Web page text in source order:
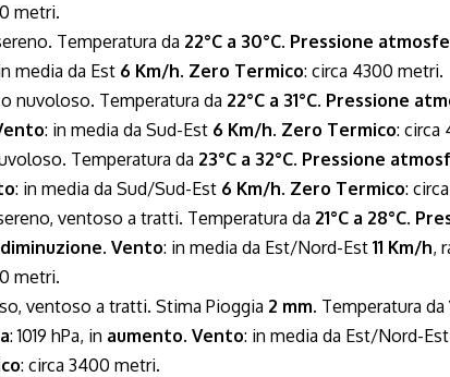
metri.
Temperatura da 22°C a 30°C. Pressione
media da Est 6 Km/h. Zero Termico: circa 4300 metri.
nuvoloso. Temperatura da 22°C a 31°C. Pressione
: in media da Sud-Est 6 Km/h. Zero Termico: circa
Temperatura da 23°C a 32°C. Pressione
: in media da Sud/Sud-Est 6 Km/h. Zero Termico:
ventoso a tratti. Temperatura da 21°C a 28°C.
diminuzione. Vento: in media da Est/Nord-Est 11 Km/h,
metri.
ventoso a tratti. Stima Pioggia 2 mm. Temperatura da
: 1019 hPa, in aumento. Vento: in media da Est/Nord-Est
: circa 3400 metri.